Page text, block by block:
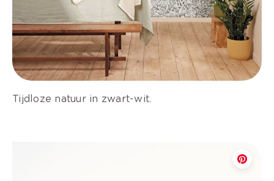
Tijdloze natuur in zwart-wit.